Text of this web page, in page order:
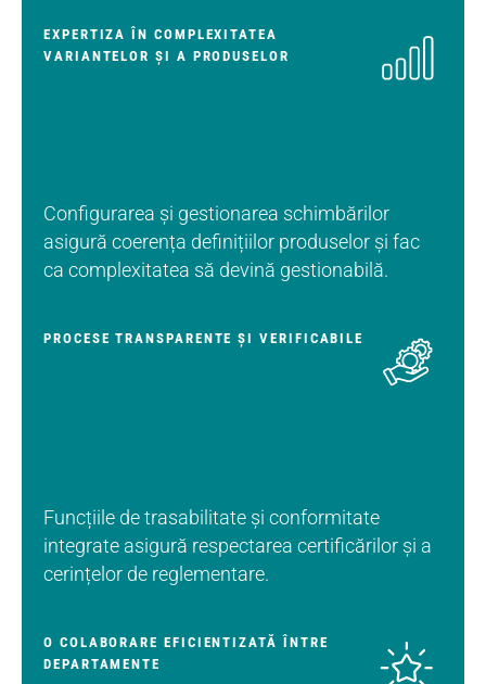
EXPERTIZA ÎN COMPLEXITATEA
VARIANTELOR ȘI A PRODUSELOR
Configurarea și gestionarea schimbărilor
asigură coerența definițiilor produselor și fac
ca complexitatea să devină gestionabilă.
PROCESE TRANSPARENTE ȘI VERIFICABILE
Funcțiile de trasabilitate și conformitate
integrate asigură respectarea certificărilor și a
cerințelor de reglementare.
O COLABORARE EFICIENTIZATĂ ÎNTRE
DEPARTAMENTE